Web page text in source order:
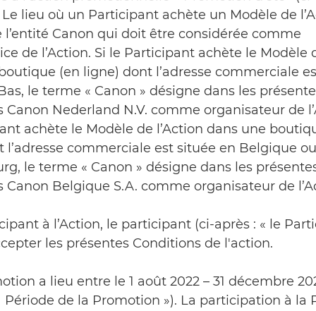
Le lieu où un Participant achète un Modèle de
Canon qui doit être considérée comme
de l’Action. Si le Participant achète le Modèle
(en ligne) dont l’adresse commerciale
le terme « Canon » désigne dans les
Canon Nederland N.V. comme organisateur de
achète le Modèle de l’Action dans une
l’adresse commerciale est située en Belgique
le terme « Canon » désigne dans les
Canon Belgique S.A. comme organisateur de
à l’Action, le participant (ci-après : « le
les présentes Conditions de l'action.
a lieu entre le 1 août 2022 – 31 décembre
Période de la Promotion »). La participation à la